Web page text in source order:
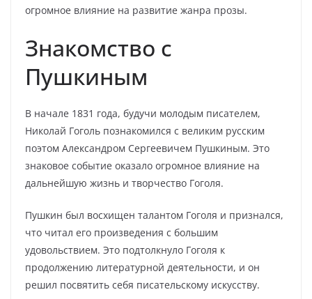
огромное влияние на развитие жанра прозы.
Знакомство с
Пушкиным
В начале 1831 года, будучи молодым писателем,
Николай Гоголь познакомился с великим русским
поэтом Александром Сергеевичем Пушкиным. Это
знаковое событие оказало огромное влияние на
дальнейшую жизнь и творчество Гоголя.
Пушкин был восхищен талантом Гоголя и признался,
что читал его произведения с большим
удовольствием. Это подтолкнуло Гоголя к
продолжению литературной деятельности, и он
решил посвятить себя писательскому искусству.